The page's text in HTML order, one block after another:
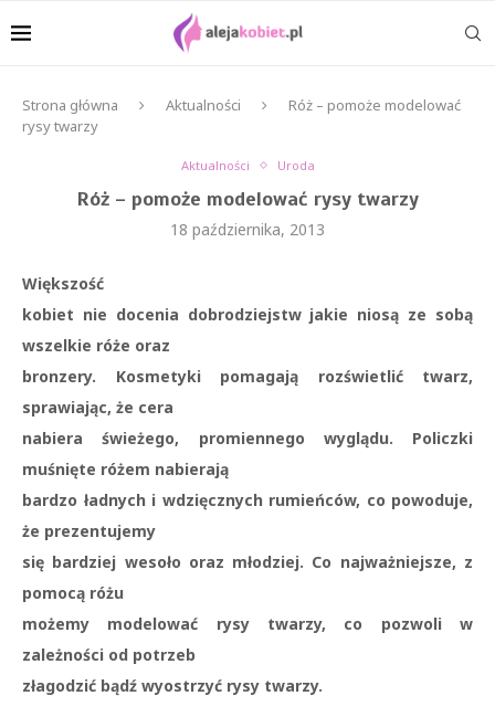
Strona główna Aktualności
Róż – pomoże modelować
rysy twarzy
Aktualności Uroda
Róż – pomoże modelować rysy twarzy
18 października, 2013
Większość
kobiet nie docenia dobrodziejstw jakie niosą ze sobą
wszelkie róże oraz
bronzery. Kosmetyki pomagają rozświetlić twarz,
sprawiając, że cera
nabiera świeżego, promiennego wyglądu. Policzki
muśnięte różem nabierają
bardzo ładnych i wdzięcznych rumieńców, co powoduje,
że prezentujemy
się bardziej wesoło oraz młodziej. Co najważniejsze, z
pomocą różu
możemy modelować rysy twarzy, co pozwoli w
zależności od potrzeb
złagodzić bądź wyostrzyć rysy twarzy.